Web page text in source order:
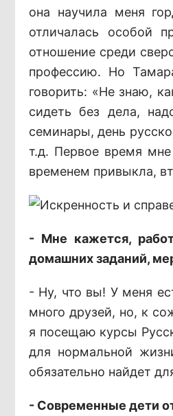
она научила меня
отличалась особой
отношение среди
профессию. Но
говорить: «Не знаю,
сидеть без дела,
семинары, день
т.д. Первое время
временем привыкла,
- Мне кажется,
домашних заданий,
- Ну, что вы! У меня
много друзей, но, к
я посещаю курсы
для нормальной
обязательно найдет
- Современные дети